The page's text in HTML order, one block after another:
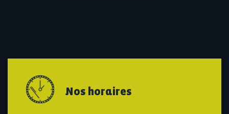
Nos horaires